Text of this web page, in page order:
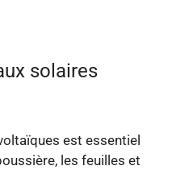
solaires
est essentiel
les feuilles et